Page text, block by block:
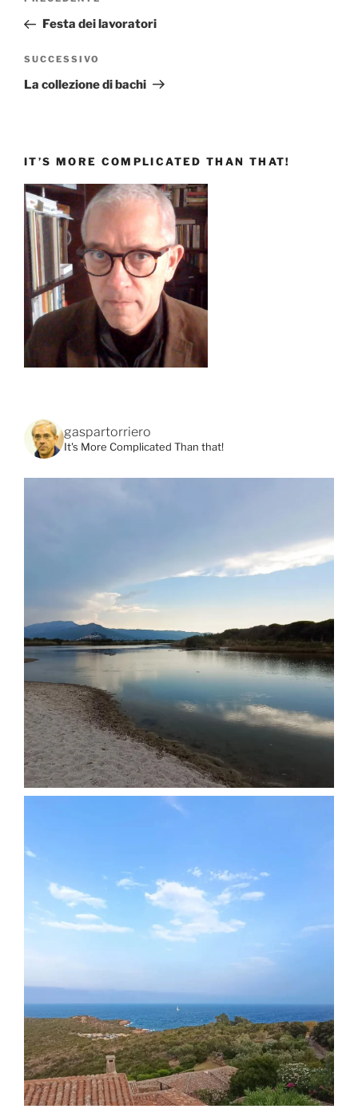
precedente:
Festa dei lavoratori
Articolo
successivo
SUCCESSIVO
La collezione di bachi
IT’S MORE COMPLICATED THAN THAT!
gaspartorriero
It's More Complicated Than that!